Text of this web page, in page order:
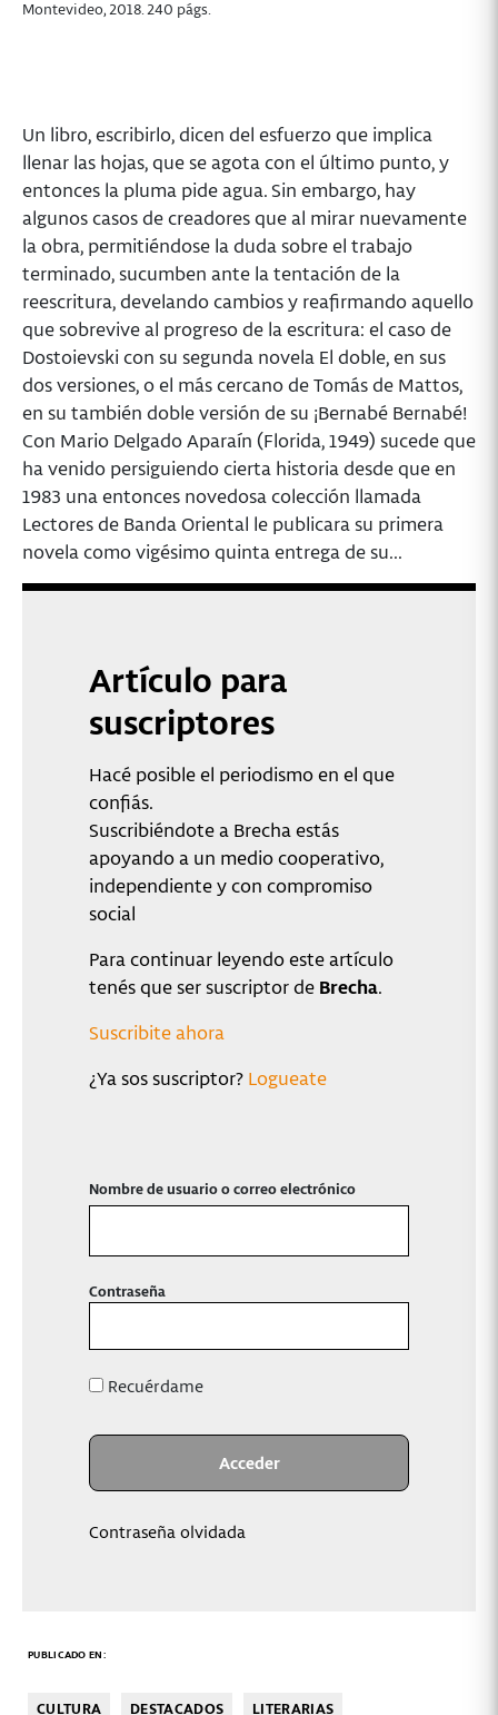
Montevideo, 2018. 240 págs.
Un libro, escribirlo, dicen del esfuerzo que implica
llenar las hojas, que se agota con el último punto, y
entonces la pluma pide agua. Sin embargo, hay
algunos casos de creadores que al mirar nuevamente
la obra, permitiéndose la duda sobre el trabajo
terminado, sucumben ante la tentación de la
reescritura, develando cambios y reafirmando aquello
que sobrevive al progreso de la escritura: el caso de
Dostoievski con su segunda novela El doble, en sus
dos versiones, o el más cercano de Tomás de Mattos,
en su también doble versión de su ¡Bernabé Bernabé!
Con Mario Delgado Aparaín (Florida, 1949) sucede que
ha venido persiguiendo cierta historia desde que en
1983 una entonces novedosa colección llamada
Lectores de Banda Oriental le publicara su primera
novela como vigésimo quinta entrega de su...
Artículo para
suscriptores
Hacé posible el periodismo en el que
confiás.
Suscribiéndote a Brecha estás
apoyando a un medio cooperativo,
independiente y con compromiso
social
Para continuar leyendo este artículo
tenés que ser suscriptor de Brecha.
Suscribite ahora
¿Ya sos suscriptor? Logueate
Nombre de usuario o correo electrónico
Contraseña
Recuérdame
Contraseña olvidada
PUBLICADO EN:
CULTURA DESTACADOS LITERARIAS